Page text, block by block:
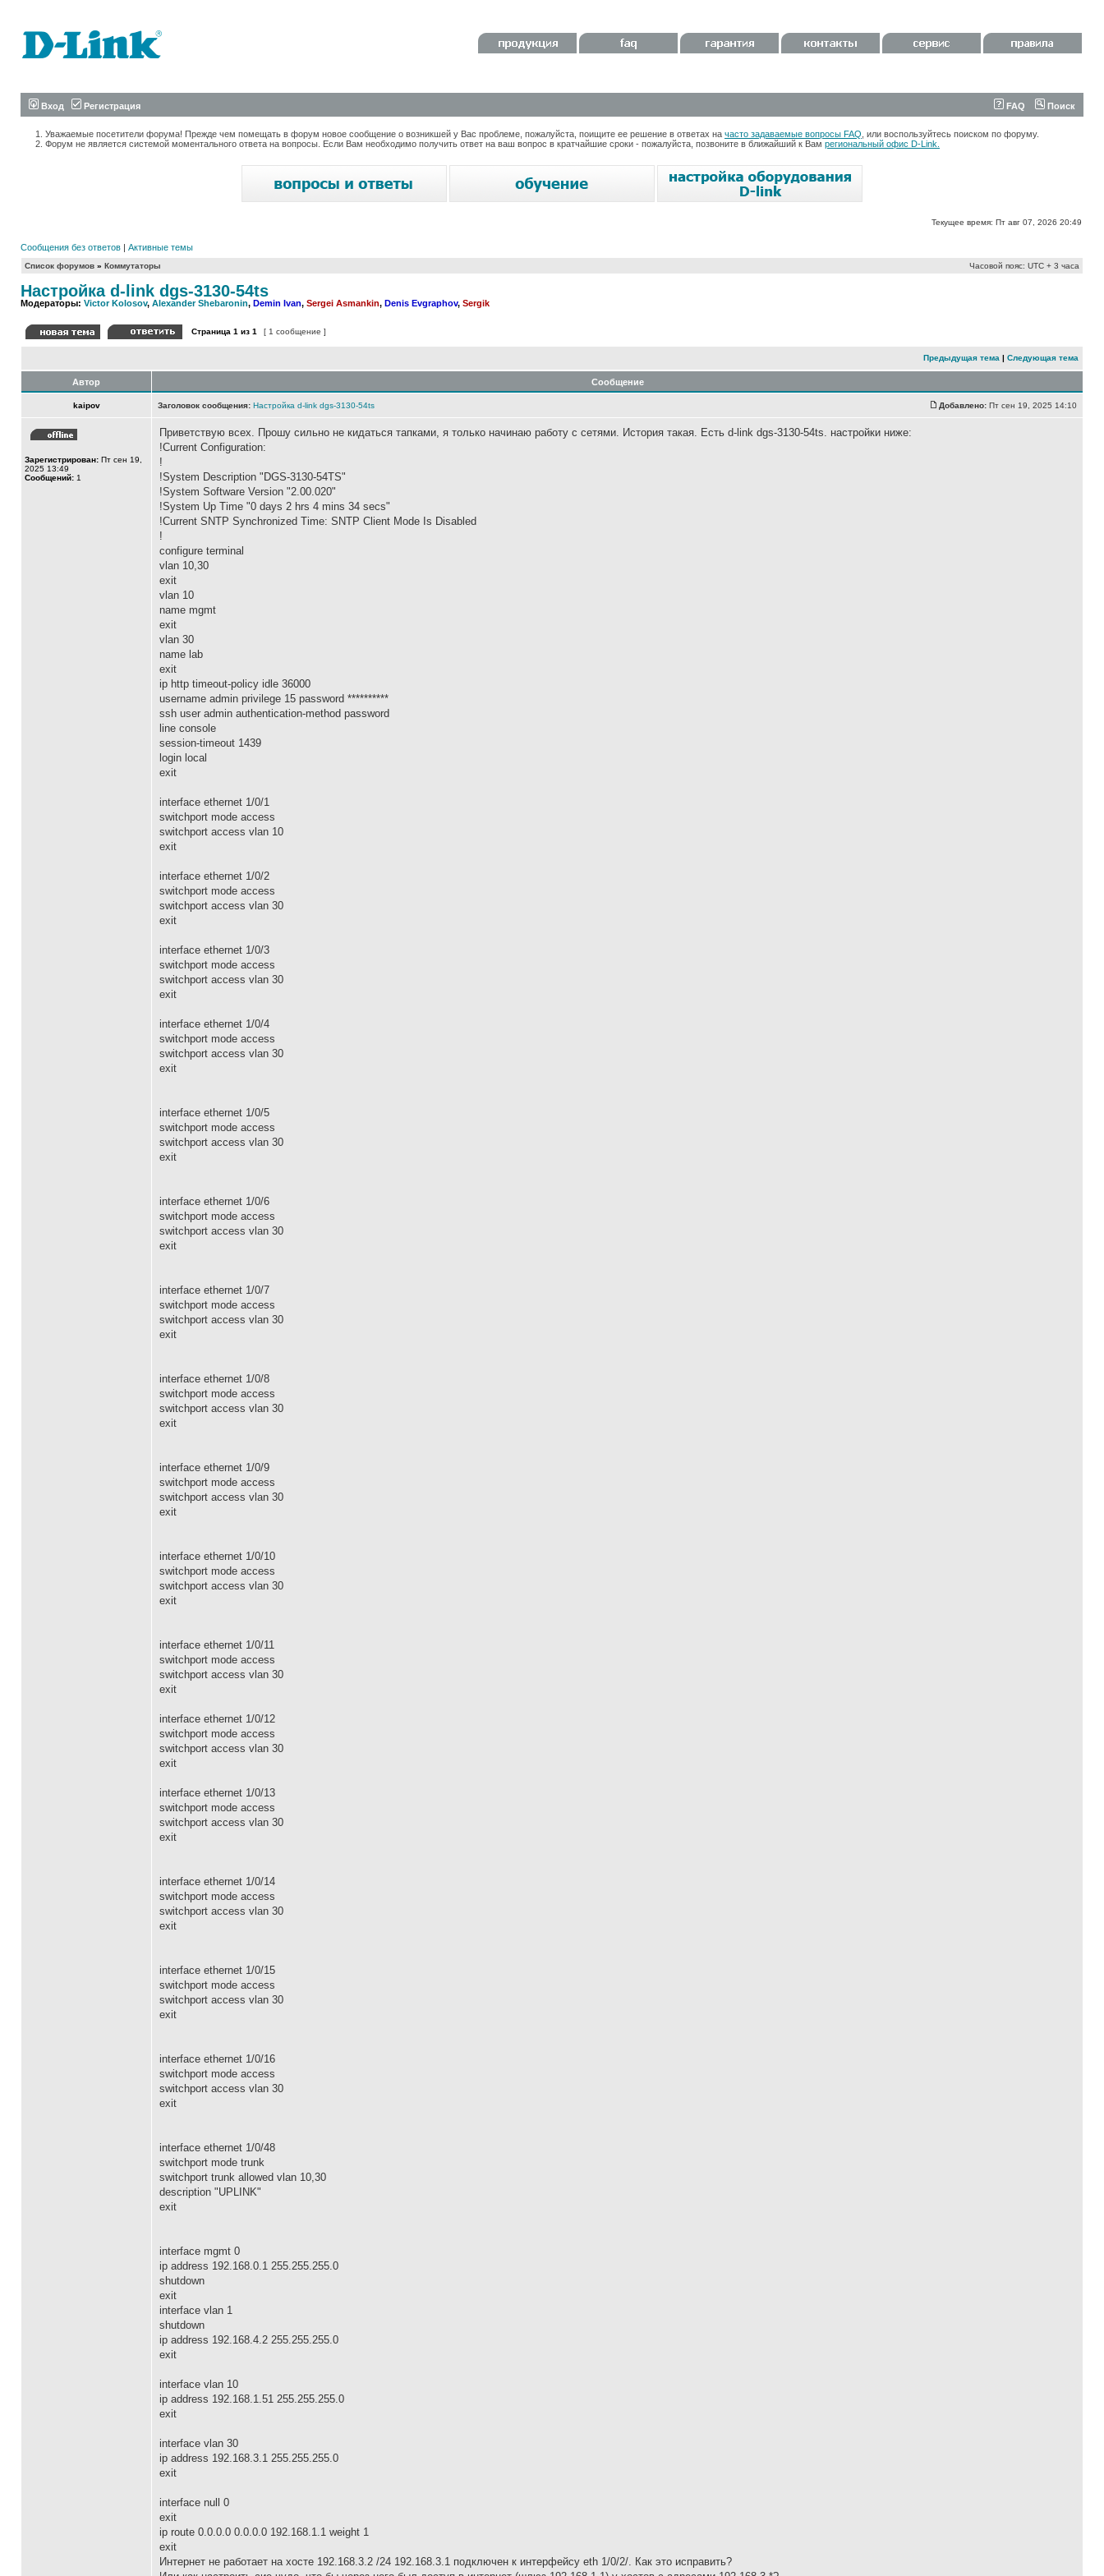
Вход Регистрация FAQ Поиск
Уважаемые посетители форума! Прежде чем помещать в форум новое сообщение о возникшей у Вас проблеме, пожалуйста, поищите ее решение в ответах на часто задаваемые вопросы FAQ , или воспользуйтесь поиском по форуму.
Форум не является системой моментального ответа на вопросы. Если Вам необходимо получить ответ на ваш вопрос в кратчайшие сроки - пожалуйста, позвоните в ближайший к Вам региональный офис D-Link.
Текущее время: Пт авг 07, 2026 20:49
Сообщения без ответов | Активные темы
Список форумов » Коммутаторы Часовой пояс: UTC + 3 часа
Настройка d-link dgs-3130-54ts
Модераторы: Victor Kolosov, Alexander Shebaronin, Demin Ivan, Sergei Asmankin, Denis Evgraphov, Sergik
Страница 1 из 1 [ 1 сообщение ]
Предыдущая тема | Следующая тема
Автор Сообщение
kaipov Заголовок сообщения: Настройка d-link dgs-3130-54ts Добавлено: Пт сен 19, 2025 14:10
Зарегистрирован: Пт сен 19,
2025 13:49
Сообщений: 1
Приветствую всех. Прошу сильно не кидаться тапками, я только начинаю работу с сетями. История такая. Есть d-link dgs-3130-54ts. настройки ниже:
!Current Configuration:
!
!System Description "DGS-3130-54TS"
!System Software Version "2.00.020"
!System Up Time "0 days 2 hrs 4 mins 34 secs"
!Current SNTP Synchronized Time: SNTP Client Mode Is Disabled
!
configure terminal
vlan 10,30
exit
vlan 10
name mgmt
exit
vlan 30
name lab
exit
ip http timeout-policy idle 36000
username admin privilege 15 password **********
ssh user admin authentication-method password
line console
session-timeout 1439
login local
exit
interface ethernet 1/0/1
switchport mode access
switchport access vlan 10
exit
interface ethernet 1/0/2
switchport mode access
switchport access vlan 30
exit
interface ethernet 1/0/3
switchport mode access
switchport access vlan 30
exit
interface ethernet 1/0/4
switchport mode access
switchport access vlan 30
exit
interface ethernet 1/0/5
switchport mode access
switchport access vlan 30
exit
interface ethernet 1/0/6
switchport mode access
switchport access vlan 30
exit
interface ethernet 1/0/7
switchport mode access
switchport access vlan 30
exit
interface ethernet 1/0/8
switchport mode access
switchport access vlan 30
exit
interface ethernet 1/0/9
switchport mode access
switchport access vlan 30
exit
interface ethernet 1/0/10
switchport mode access
switchport access vlan 30
exit
interface ethernet 1/0/11
switchport mode access
switchport access vlan 30
exit
interface ethernet 1/0/12
switchport mode access
switchport access vlan 30
exit
interface ethernet 1/0/13
switchport mode access
switchport access vlan 30
exit
interface ethernet 1/0/14
switchport mode access
switchport access vlan 30
exit
interface ethernet 1/0/15
switchport mode access
switchport access vlan 30
exit
interface ethernet 1/0/16
switchport mode access
switchport access vlan 30
exit
interface ethernet 1/0/48
switchport mode trunk
switchport trunk allowed vlan 10,30
description "UPLINK"
exit
interface mgmt 0
ip address 192.168.0.1 255.255.255.0
shutdown
exit
interface vlan 1
shutdown
ip address 192.168.4.2 255.255.255.0
exit
interface vlan 10
ip address 192.168.1.51 255.255.255.0
exit
interface vlan 30
ip address 192.168.3.1 255.255.255.0
exit
interface null 0
exit
ip route 0.0.0.0 0.0.0.0 192.168.1.1 weight 1
exit
Интернет не работает на хосте 192.168.3.2 /24 192.168.3.1 подключен к интерфейсу eth 1/0/2/. Как это исправить?